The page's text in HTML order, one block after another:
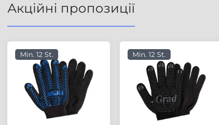
Акційні пропозиції
Min. 12 St. Min. 12 St.